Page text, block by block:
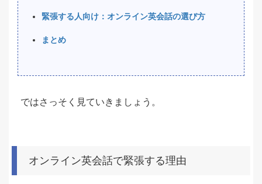
緊張する人向け：オンライン英会話の選び方
まとめ
ではさっそく見ていきましょう。
オンライン英会話で緊張する理由